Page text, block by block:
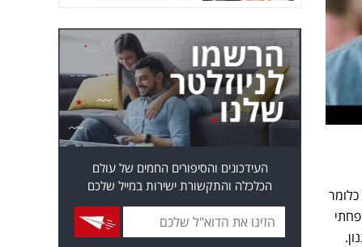
העידכונים והסיפורים החמים של עולם
הכלכלה והתקשורת ישירות במייל שלכם